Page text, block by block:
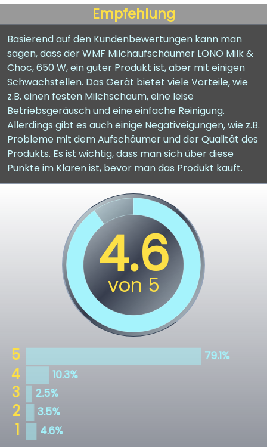
Empfehlung
Basierend auf den Kundenbewertungen kann man
sagen, dass der WMF Milchaufschäumer LONO Milk &
Choc, 650 W, ein guter Produkt ist, aber mit einigen
Schwachstellen. Das Gerät bietet viele Vorteile, wie
z.B. einen festen Milchschaum, eine leise
Betriebsgeräusch und eine einfache Reinigung.
Allerdings gibt es auch einige Negativeigungen, wie z.B.
Probleme mit dem Aufschäumer und der Qualität des
Produkts. Es ist wichtig, dass man sich über diese
Punkte im Klaren ist, bevor man das Produkt kauft.